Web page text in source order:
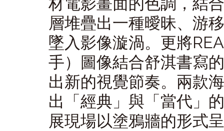
層堆疊出一種曖昧、游
墜入影像漩渦。更將
手）圖像結合舒淇書寫
出新的視覺節奏。兩款
出「經典」與「當代」
展現場以塗鴉牆的形式